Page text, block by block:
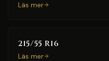
Läs mer
215/55 R16
Läs mer